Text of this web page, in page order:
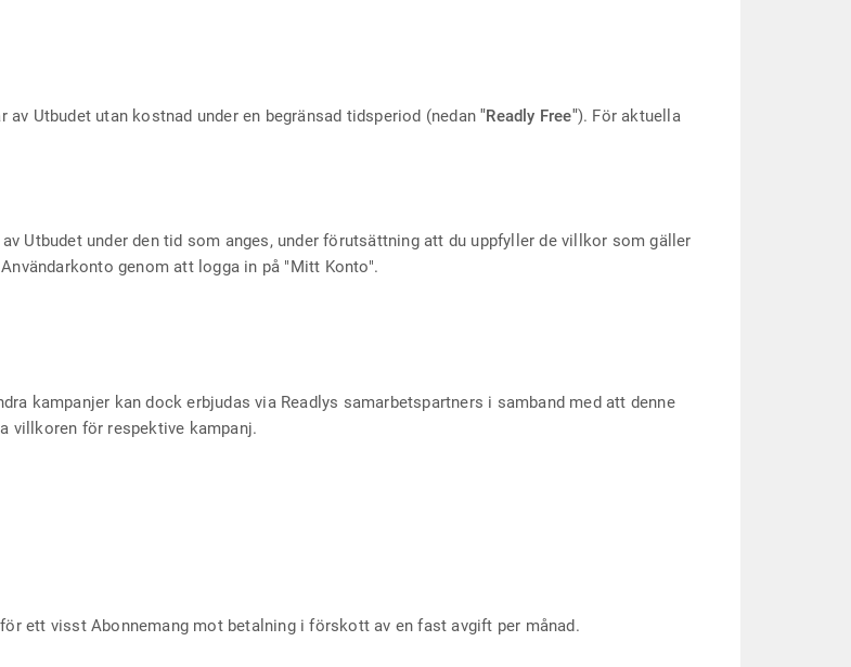
Utbudet utan kostnad under en begränsad tidsperiod (nedan"Readly Free"). För aktuella
Utbudet under den tid som anges, under förutsättning att du uppfyller de villkor som gäller
genom att logga in på "Mitt Konto".
kampanjer kan dock erbjudas via Readlys samarbetspartners i samband med att denne
villkoren för respektive kampanj.
ett visst Abonnemang mot betalning i förskott av en fast avgift per månad.